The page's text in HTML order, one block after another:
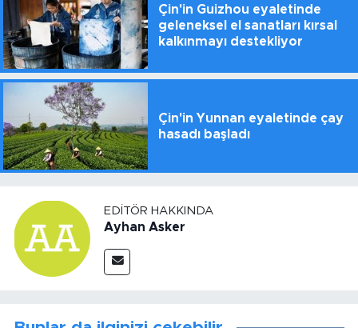
Çin'in Guizhou eyaletinde
geleneksel el sanatları kırsal
kalkınmayı destekliyor
Çin'in Yunnan eyaletinde çay
hasadı başladı
EDITÖR HAKKINDA
Ayhan Asker